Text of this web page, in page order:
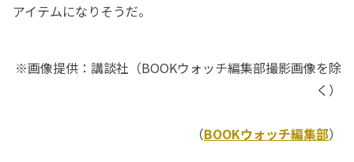
アイテムになりそうだ。
※画像提供：講談社（BOOKウォッチ編集部撮影画像を除
く）
（BOOKウォッチ編集部）